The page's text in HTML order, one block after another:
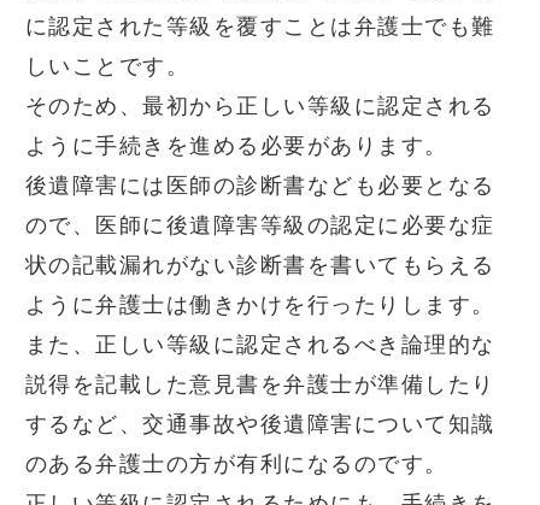
に認定された等級を覆すことは弁護士でも難
しいことです。
そのため、最初から正しい等級に認定される
ように手続きを進める必要があります。
後遺障害には医師の診断書なども必要となる
ので、医師に後遺障害等級の認定に必要な症
状の記載漏れがない診断書を書いてもらえる
ように弁護士は働きかけを行ったりします。
また、正しい等級に認定されるべき論理的な
説得を記載した意見書を弁護士が準備したり
するなど、交通事故や後遺障害について知識
のある弁護士の方が有利になるのです。